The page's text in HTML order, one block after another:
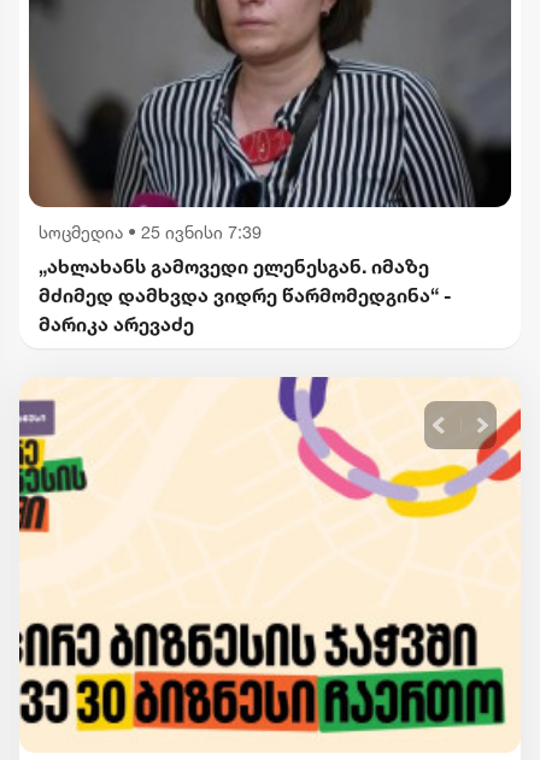
სოცმედია • 25 ივნისი 7:39
„ახლახანს გამოვედი ელენესგან. იმაზე
მძიმედ დამხვდა ვიდრე წარმომედგინა“ -
მარიკა არევაძე